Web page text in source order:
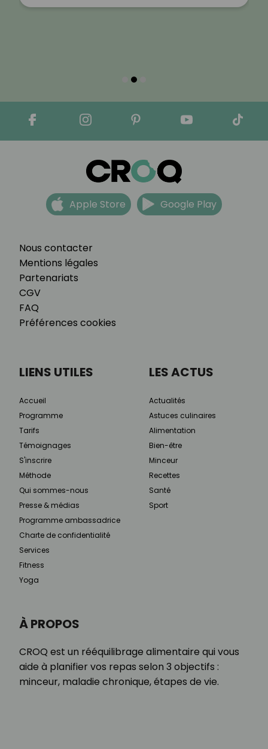
Nous contacter
Mentions légales
Partenariats
CGV
FAQ
Préférences cookies
Apple Store Google Play
À PROPOS
CROQ est un rééquilibrage alimentaire qui vous
aide à planifier vos repas selon 3 objectifs :
minceur, maladie chronique, étapes de vie.
LIENS UTILES
Accueil
Programme
Tarifs
Témoignages
S'inscrire
Méthode
Qui sommes-nous
Presse & médias
Programme ambassadrice
Charte de confidentialité
Services
Fitness
Yoga
LES ACTUS
Actualités
Astuces culinaires
Alimentation
Bien-être
Minceur
Recettes
Santé
Sport